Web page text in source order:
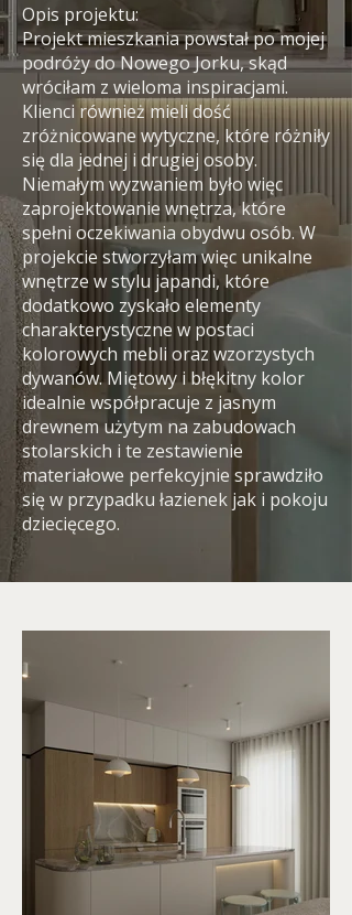
Opis projektu:
Projekt mieszkania powstał po mojej
podróży do Nowego Jorku, skąd
wróciłam z wieloma inspiracjami.
Klienci również mieli dość
zróżnicowane wytyczne, które różniły
się dla jednej i drugiej osoby.
Niemałym wyzwaniem było więc
zaprojektowanie wnętrza, które
spełni oczekiwania obydwu osób. W
projekcie stworzyłam więc unikalne
wnętrze w stylu japandi, które
dodatkowo zyskało elementy
charakterystyczne w postaci
kolorowych mebli oraz wzorzystych
dywanów. Miętowy i błękitny kolor
idealnie współpracuje z jasnym
drewnem użytym na zabudowach
stolarskich i te zestawienie
materiałowe perfekcyjnie sprawdziło
się w przypadku łazienek jak i pokoju
dziecięcego.